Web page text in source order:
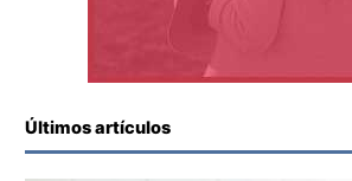
Últimos artículos